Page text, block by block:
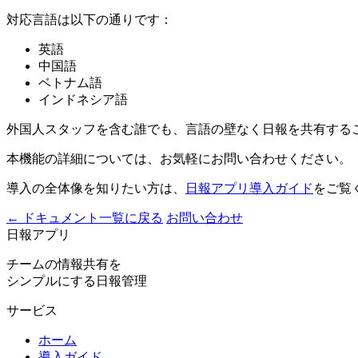
対応言語は以下の通りです：
英語
中国語
ベトナム語
インドネシア語
外国人スタッフを含む誰でも、言語の壁なく日報を共有する
本機能の詳細については、お気軽にお問い合わせください。
導入の全体像を知りたい方は、 日報アプリ導入ガイド をご覧
← ドキュメント一覧に戻る お問い合わせ
日報アプリ
チームの情報共有を
シンプルにする日報管理
サービス
ホーム